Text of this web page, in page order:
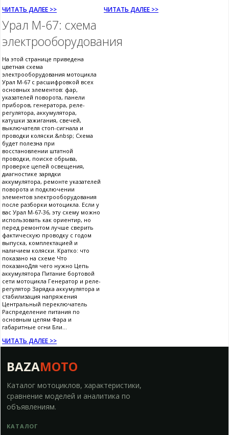
ЧИТАТЬ ДАЛЕЕ >> ЧИТАТЬ ДАЛЕЕ >>
Урал М-67: схема
электрооборудования
На этой странице приведена
цветная схема
электрооборудования мотоцикла
Урал М-67 с расшифровкой всех
основных элементов: фар,
указателей поворота, панели
приборов, генератора, реле-
регулятора, аккумулятора,
катушки зажигания, свечей,
выключателя стоп-сигнала и
проводки коляски.&nbsp; Схема
будет полезна при
восстановлении штатной
проводки, поиске обрыва,
проверке цепей освещения,
диагностике зарядки
аккумулятора, ремонте указателей
поворота и подключении
элементов электрооборудования
после разборки мотоцикла. Если у
вас Урал М-67-36, эту схему можно
использовать как ориентир, но
перед ремонтом лучше сверить
фактическую проводку с годом
выпуска, комплектацией и
наличием коляски. Кратко: что
показано на схеме Что
показаноДля чего нужно Цепь
аккумулятора Питание бортовой
сети мотоцикла Генератор и реле-
регулятор Зарядка аккумулятора и
стабилизация напряжения
Центральный переключатель
Распределение питания по
основным цепям Фара и
габаритные огни Бли...
ЧИТАТЬ ДАЛЕЕ >>
BAZAMOTO
Каталог мотоциклов, характеристики,
сравнение моделей и аналитика по
объявлениям.
КАТАЛОГ